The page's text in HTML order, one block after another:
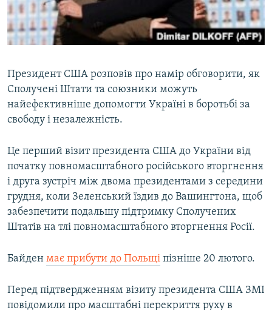
Президент США розповів про намір обговорити, як
Сполучені Штати та союзники можуть
найефективніше допомогти Україні в боротьбі за
свободу і незалежність.
Це перший візит президента США до України від
початку повномасштабного російського вторгнення
і друга зустріч між двома президентами з середини
грудня, коли Зеленський їздив до Вашингтона, щоб
забезпечити подальшу підтримку Сполучених
Штатів на тлі повномасштабного вторгнення Росії.
Байден має прибути до Польщі пізніше 20 лютого.
Перед підтвердженням візиту президента США ЗМІ
повідомили про масштабні перекриття руху в